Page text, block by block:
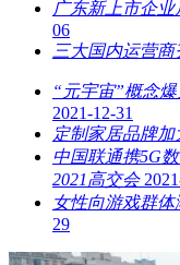
广东新上市企
06
三大国内运营商
“元宇宙”概念
2021-12-31
定制家居品牌
中国联通携5G
2021高交会
女性向游戏群
29